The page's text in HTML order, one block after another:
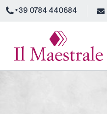
+39 0784 440684